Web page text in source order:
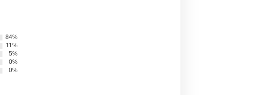
84%
11%
5%
0%
0%